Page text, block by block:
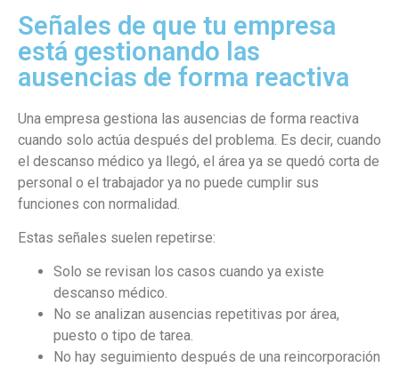
Señales de que tu empresa
está gestionando las
ausencias de forma reactiva
Una empresa gestiona las ausencias de forma reactiva
cuando solo actúa después del problema. Es decir, cuando
el descanso médico ya llegó, el área ya se quedó corta de
personal o el trabajador ya no puede cumplir sus
funciones con normalidad.
Estas señales suelen repetirse:
Solo se revisan los casos cuando ya existe
descanso médico.
No se analizan ausencias repetitivas por área,
puesto o tipo de tarea.
No hay seguimiento después de una reincorporación